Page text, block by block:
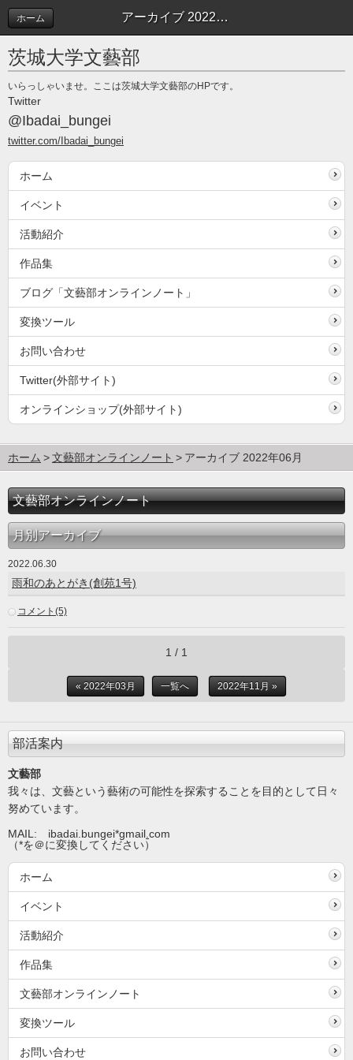
アーカイブ 2022年06月 | 文藝部オンラインノート
ホーム
茨城大学文藝部
いらっしゃいませ。ここは茨城大学文藝部のHPです。
Twitter
@Ibadai_bungei
twitter.com/Ibadai_bungei
ホーム
イベント
活動紹介
作品集
ブログ「文藝部オンラインノート」
変換ツール
お問い合わせ
Twitter(外部サイト)
オンラインショップ(外部サイト)
ホーム 文藝部オンラインノート アーカイブ 2022年06月
文藝部オンラインノート
月別アーカイブ
2022.06.30
雨和のあとがき(創苑1号)
コメント(5)
1 / 1
« 2022年03月 一覧へ 2022年11月 »
部活案内
文藝部
我々は、文藝という藝術の可能性を探索することを目的として日々
努めています。
MAIL: ibadai.bungei*gmail com
（*を＠に変換してください）
ホーム
イベント
活動紹介
作品集
文藝部オンラインノート
変換ツール
お問い合わせ